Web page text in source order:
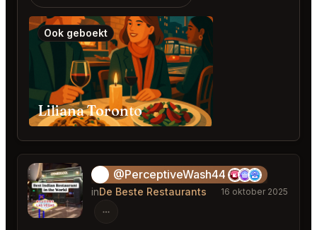
Ook geboekt
Liliana Toronto
@PerceptiveWash44
inDe Beste Restaurants 16 oktober 2025